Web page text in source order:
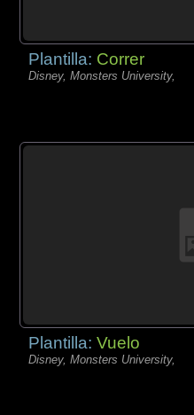
Plantilla: Correr
Disney, Monsters University,
Plantilla:Vuelo
Disney, Monsters University,